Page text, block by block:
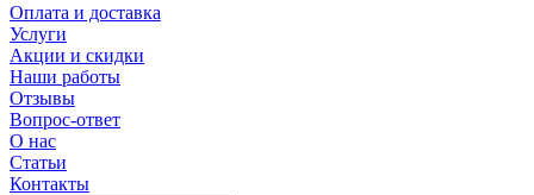
Оплата и доставка
Услуги
Акции и скидки
Наши работы
Отзывы
Вопрос-ответ
О нас
Статьи
Контакты